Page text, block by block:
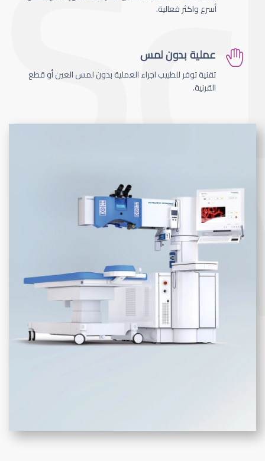
أسرع واكثر فعالية.
عملية بدون لمس
تقنية توفر للطبيب اجراء العملية بدون لمس العين أو قطع
القرنية.